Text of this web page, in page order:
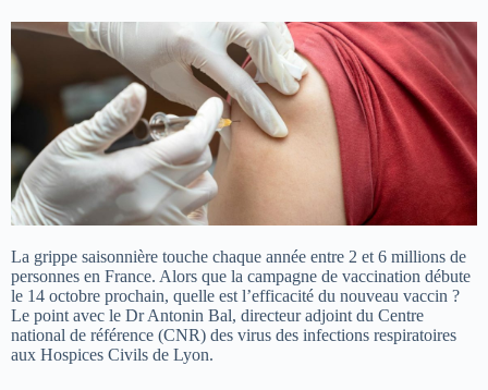
La grippe saisonnière touche chaque année entre 2 et 6 millions de
personnes en France. Alors que la campagne de vaccination débute
le 14 octobre prochain, quelle est l’efficacité du nouveau vaccin ?
Le point avec le Dr Antonin Bal, directeur adjoint du Centre
national de référence (CNR) des virus des infections respiratoires
aux Hospices Civils de Lyon.